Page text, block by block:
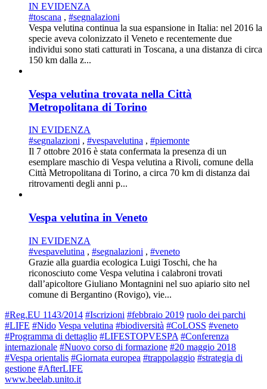
IN EVIDENZA
#toscana , #segnalazioni
Vespa velutina continua la sua espansione in Italia: nel 2016 la
specie aveva colonizzato il Veneto e recentemente due
individui sono stati catturati in Toscana, a una distanza di circa
150 km dalla z...
Vespa velutina trovata nella Città
Metropolitana di Torino
IN EVIDENZA
#segnalazioni , #vespavelutina , #piemonte
Il 7 ottobre 2016 è stata confermata la presenza di un
esemplare maschio di Vespa velutina a Rivoli, comune della
Città Metropolitana di Torino, a circa 70 km di distanza dai
ritrovamenti degli anni p...
Vespa velutina in Veneto
IN EVIDENZA
#vespavelutina , #segnalazioni , #veneto
Grazie alla guardia ecologica Luigi Toschi, che ha
riconosciuto come Vespa velutina i calabroni trovati
dall’apicoltore Giuliano Montagnini nel suo apiario sito nel
comune di Bergantino (Rovigo), vie...
#Reg.EU 1143/2014 #Iscrizioni #febbraio 2019 ruolo dei parchi
#LIFE #Nido Vespa velutina #biodiversità #CoLOSS #veneto
#Programma di dettaglio #LIFESTOPVESPA #Conferenza
internazionale #Nuovo corso di formazione #20 maggio 2018
#Vespa orientalis #Giornata europea #trappolaggio #strategia di
gestione #AfterLIFE
www.beelab.unito.it